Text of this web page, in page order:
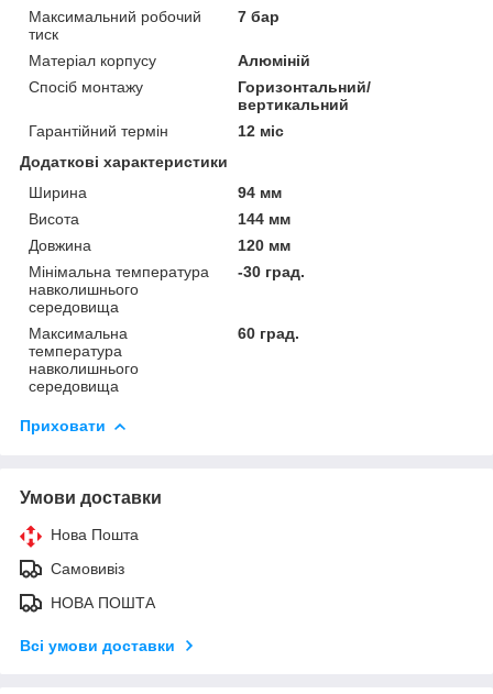
Максимальний робочий
тиск
7 бар
Матеріал корпусу
Алюміній
Спосіб монтажу
Горизонтальний/
вертикальний
Гарантійний термін
12 міс
Додаткові характеристики
Ширина
94 мм
Висота
144 мм
Довжина
120 мм
Мінімальна температура
навколишнього
середовища
-30 град.
Максимальна
температура
навколишнього
середовища
60 град.
Приховати
Умови доставки
Нова Пошта
Самовивіз
НОВА ПОШТА
Всі умови доставки